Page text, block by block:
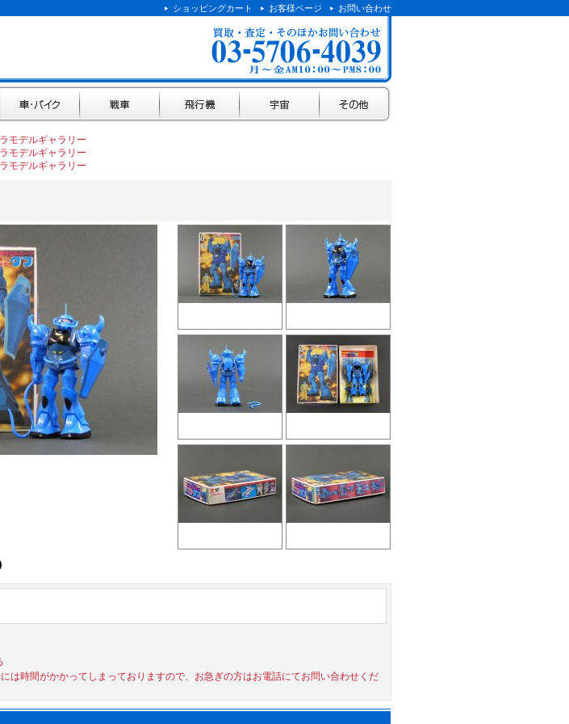
ショッピングカート お客様ページ お問い合わせ
車・バイク
モデルギャラリー
モデルギャラリー
モデルギャラリー
は時間がかかってしまっておりますので、お急ぎの方はお電話にてお問い合わせくだ